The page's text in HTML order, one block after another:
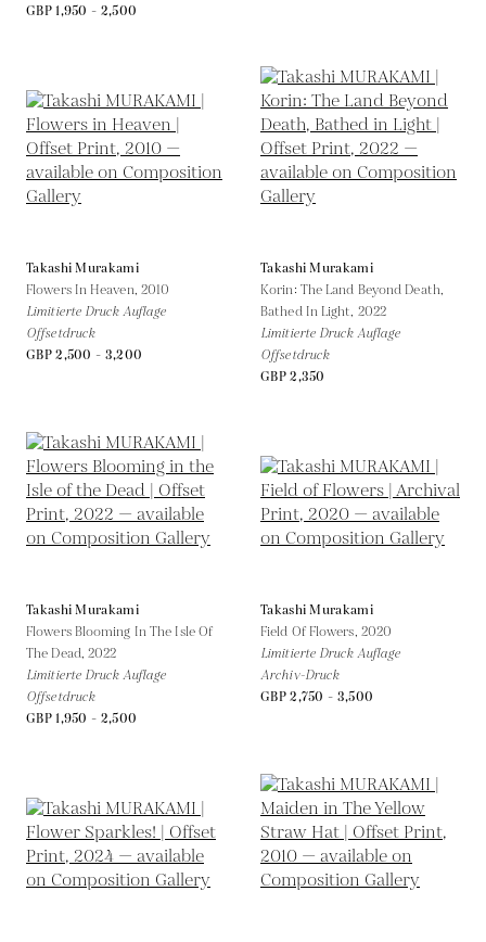
GBP 1,950 - 2,500
Takashi Murakami
Flowers In Heaven, 2010
Limitierte Druck Auflage
Offsetdruck
GBP 2,500 - 3,200
Takashi Murakami
Korin: The Land Beyond Death,
Bathed In Light, 2022
Limitierte Druck Auflage
Offsetdruck
GBP 2,350
Takashi Murakami
Flowers Blooming In The Isle Of
The Dead, 2022
Limitierte Druck Auflage
Offsetdruck
GBP 1,950 - 2,500
Takashi Murakami
Field Of Flowers, 2020
Limitierte Druck Auflage
Archiv-Druck
GBP 2,750 - 3,500